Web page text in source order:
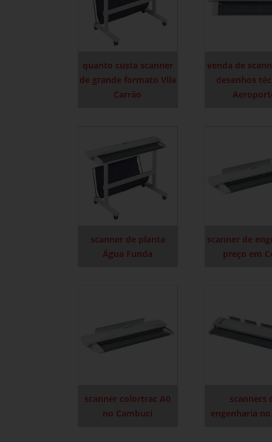
quanto custa scanner
de grande formato Vila
Carrão
venda de
desenhos
scanner de planta
Água Funda
scanner de
preço em
scanner colortrac A0
no Cambuci
scanners
engenharia